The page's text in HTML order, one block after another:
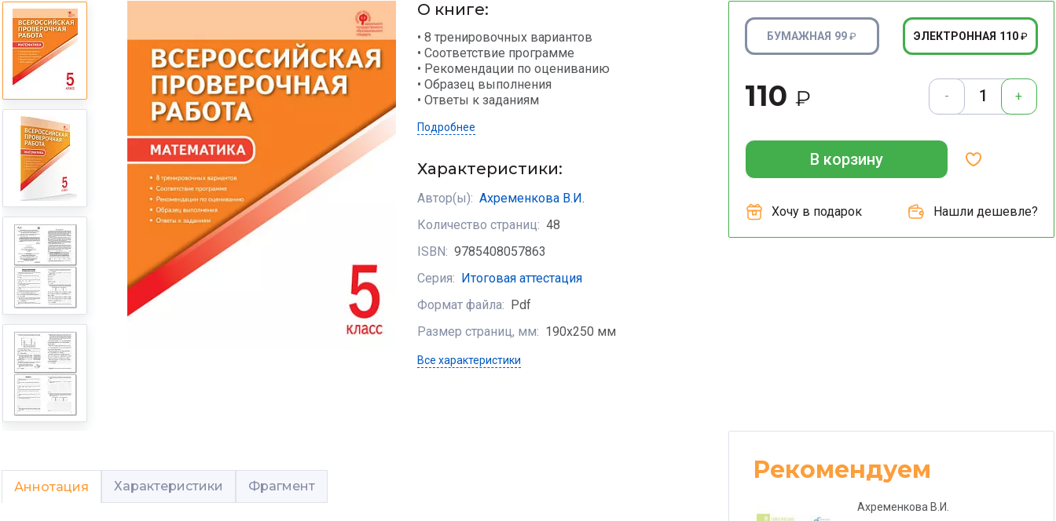
О книге:
• 8 тренировочных вариантов
• Cоответствие программе
• Рекомендации по оцениванию
• Образец выполнения
• Ответы к заданиям
Подробнее
Характеристики:
Автор(ы): Ахременкова В.И.
Количество страниц: 48
ISBN: 9785408057863
Серия:
Итоговая аттестация
Формат файла:
Pdf
Размер страниц, мм: 190х250 мм
Все характеристики
БУМАЖНАЯ 99₽ ЭЛЕКТРОННАЯ 110 ₽
110 ₽ - +
В корзину
Хочу в подарок Нашли дешевле?
Аннотация Характеристики Фрагмент
Рекомендуем
Ахременкова В.И.